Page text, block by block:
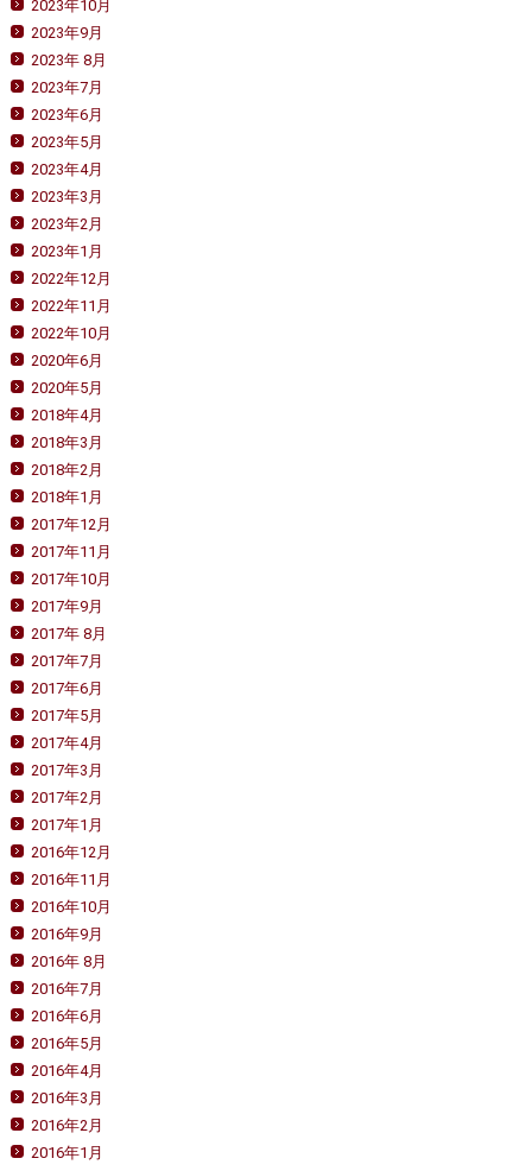
2023年10月
2023年9月
2023年 8月
2023年7月
2023年6月
2023年5月
2023年4月
2023年3月
2023年2月
2023年1月
2022年12月
2022年11月
2022年10月
2020年6月
2020年5月
2018年4月
2018年3月
2018年2月
2018年1月
2017年12月
2017年11月
2017年10月
2017年9月
2017年 8月
2017年7月
2017年6月
2017年5月
2017年4月
2017年3月
2017年2月
2017年1月
2016年12月
2016年11月
2016年10月
2016年9月
2016年 8月
2016年7月
2016年6月
2016年5月
2016年4月
2016年3月
2016年2月
2016年1月